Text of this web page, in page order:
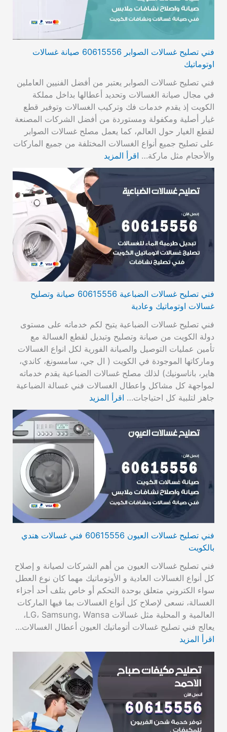
فني تصليح غسالات الصوابر 60615556 صيانة غسالات
اوتوماتيك
فني تصليح غسالات الصوابر يعتبر من أفضل الفنيين العاملين
في مجال صيانة الغسالات وتحديد أعطالها بداخل مملكة
الكويت إذ يقدم خدمات فك وتركيب الغسالات وتوفير قطع
غيار أصلية ومكفولة ومستوردة من أفضل الشركات المصنعة
لقطع الغيار حول العالم، كما يعمل مصلح غسالات الصوابر
على تصليح جميع أنواع الغسالات المختلفة من جميع الماركات
والأحجام مثل ماركة… اقرأ المزيد
فني تصليح غسالات الضباعية 60615556 صيانة وتصليح
غسالات اوتوماتيك وعادية
فني تصليح غسالات الضباعية يتيح لكم خدماته على مستوى
دولة الكويت من صيانة وتصليح وتبديل لقطع الغسالة مع
تأمين عمليات التوصيل والصيانة الفورية لكل انواع الغسالات
وماركاتها الموجودة في الكويت ( ال جي، سامسونغ، كاندي،
هاير، باناسونيك) لذلك مصلح غسالات الضباعية يقدم خدماته
لمواجهة كل مشاكل واعطال الغسالات فني غسالة الضباعية
جاهز لتلبية كل احتياجات… اقرأ المزيد
فني تصليح غسالات العيون 60615556 فني غسالات هندي
بالكويت
فني تصليح غسالات العيون من أهم الشركات لصيانة و إصلاح
كل أنواع الغسالات العادية و الأوتوماتيك مهما كان نوع العطل
سواء الكتروني متعلق بوحدة التحكم أو خاص بتلف أحد أجزاء
الغسالة، نسعى لإصلاح كل أنواع الغسالات بما فيها الماركات
العالمية و المحلية مثل غسالات LG، Samsung، Wansa،
يعالج فني تصليح غسالات أتوماتيك العيون أعطال الغسالات…
اقرأ المزيد